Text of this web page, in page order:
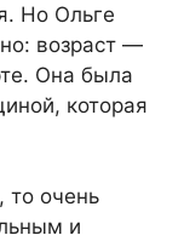
Но Ольге
возраст —
Она была
которая
то очень
и